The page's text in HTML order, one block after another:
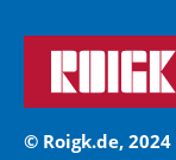
© Roigk.de, 2024